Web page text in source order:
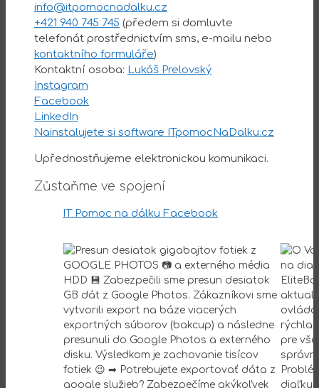
info@itpomocnadalku.cz
+421 940 745 745 (předem si domluvte
telefonát prostřednictvím sms, e-mailu nebo
kontaktního formuláře)
Kontaktní osoba: Lukáš Prelovský
Instagram
Facebook
LinkedIn
Nainstalujete si software ITpomocNaDalku.cz
Upřednostňujeme elektronickou komunikaci.
Zůstaňme ve spojení
IT Pomoc na dálku Facebook